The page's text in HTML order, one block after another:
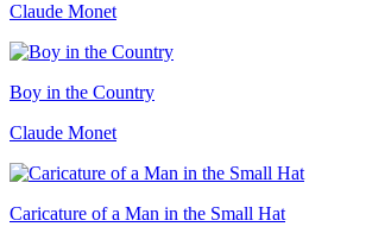
Claude Monet
Boy in the Country
Claude Monet
Caricature of a Man in the Small Hat